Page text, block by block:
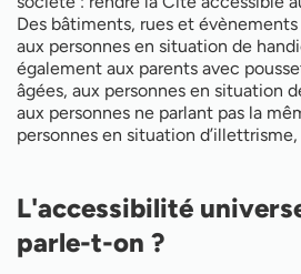
Des bâtiments, rues et
aux personnes en situation de
également aux parents avec
âgées, aux personnes en situation
aux personnes ne parlant pas la
personnes en situation
L'accessibilité
parle-t-on ?
l’accessibilité universelle au
entreprise